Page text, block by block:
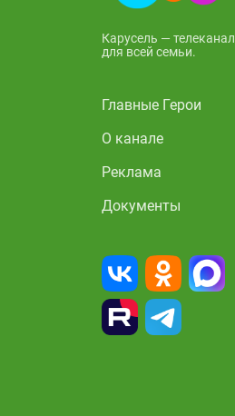
Карусель — телеканал
для всей семьи.
Главные Герои
О канале
Реклама
Документы